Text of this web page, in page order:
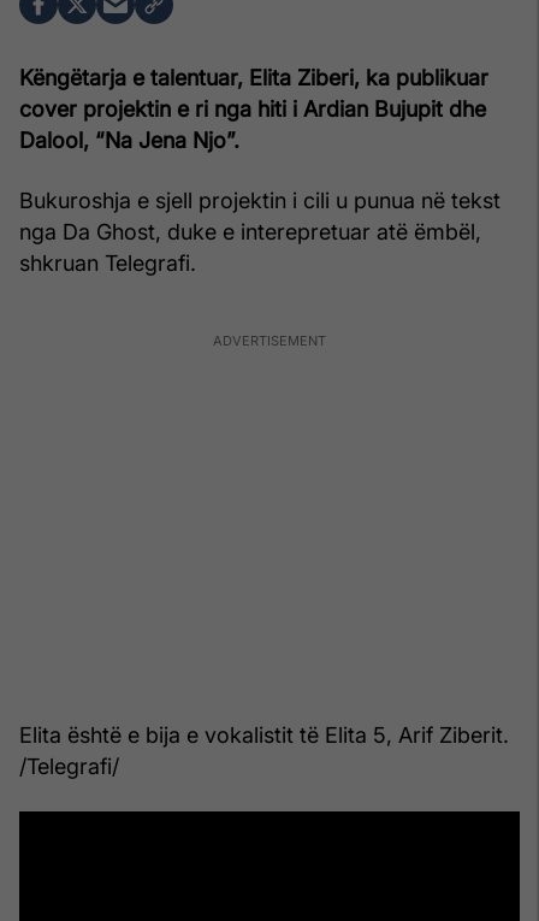
Këngëtarja e talentuar, Elita Ziberi, ka publikuar
cover projektin e ri nga hiti i Ardian Bujupit dhe
Dalool, “Na Jena Njo”.
Bukuroshja e sjell projektin i cili u punua në tekst
nga Da Ghost, duke e interepretuar atë ëmbël,
shkruan Telegrafi.
Elita është e bija e vokalistit të Elita 5, Arif Ziberit.
/Telegrafi/